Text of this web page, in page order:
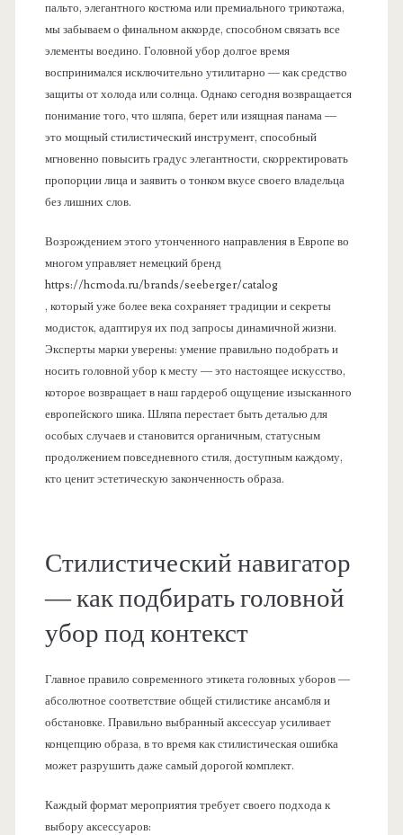
пальто, элегантного костюма или премиального трикотажа,
мы забываем о финальном аккорде, способном связать все
элементы воедино. Головной убор долгое время
воспринимался исключительно утилитарно — как средство
защиты от холода или солнца. Однако сегодня возвращается
понимание того, что шляпа, берет или изящная панама —
это мощный стилистический инструмент, способный
мгновенно повысить градус элегантности, скорректировать
пропорции лица и заявить о тонком вкусе своего владельца
без лишних слов.
Возрождением этого утонченного направления в Европе во
многом управляет немецкий бренд
https://hcmoda.ru/brands/seeberger/catalog
, который уже более века сохраняет традиции и секреты
модисток, адаптируя их под запросы динамичной жизни.
Эксперты марки уверены: умение правильно подобрать и
носить головной убор к месту — это настоящее искусство,
которое возвращает в наш гардероб ощущение изысканного
европейского шика. Шляпа перестает быть деталью для
особых случаев и становится органичным, статусным
продолжением повседневного стиля, доступным каждому,
кто ценит эстетическую законченность образа.
Стилистический навигатор
— как подбирать головной
убор под контекст
Главное правило современного этикета головных уборов —
абсолютное соответствие общей стилистике ансамбля и
обстановке. Правильно выбранный аксессуар усиливает
концепцию образа, в то время как стилистическая ошибка
может разрушить даже самый дорогой комплект.
Каждый формат мероприятия требует своего подхода к
выбору аксессуаров: